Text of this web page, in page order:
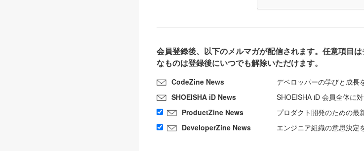
会員登録後、以下のメルマガが配信されます。任意項目
なものは登録後にいつでも解除いただけます。
CodeZine News
デベロッパーの学びと成長
SHOEISHA iD News
SHOEISHA iD 会員全体に
ProductZine News
プロダクト開発のための最
DeveloperZine News
エンジニア組織の意思決定